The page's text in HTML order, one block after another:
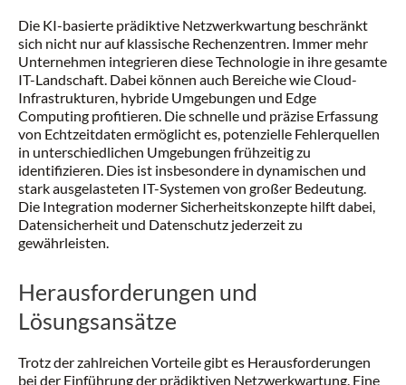
Die KI-basierte prädiktive Netzwerkwartung beschränkt
sich nicht nur auf klassische Rechenzentren. Immer mehr
Unternehmen integrieren diese Technologie in ihre gesamte
IT-Landschaft. Dabei können auch Bereiche wie Cloud-
Infrastrukturen, hybride Umgebungen und Edge
Computing profitieren. Die schnelle und präzise Erfassung
von Echtzeitdaten ermöglicht es, potenzielle Fehlerquellen
in unterschiedlichen Umgebungen frühzeitig zu
identifizieren. Dies ist insbesondere in dynamischen und
stark ausgelasteten IT-Systemen von großer Bedeutung.
Die Integration moderner Sicherheitskonzepte hilft dabei,
Datensicherheit und Datenschutz jederzeit zu
gewährleisten.
Herausforderungen und
Lösungsansätze
Trotz der zahlreichen Vorteile gibt es Herausforderungen
bei der Einführung der prädiktiven Netzwerkwartung. Eine